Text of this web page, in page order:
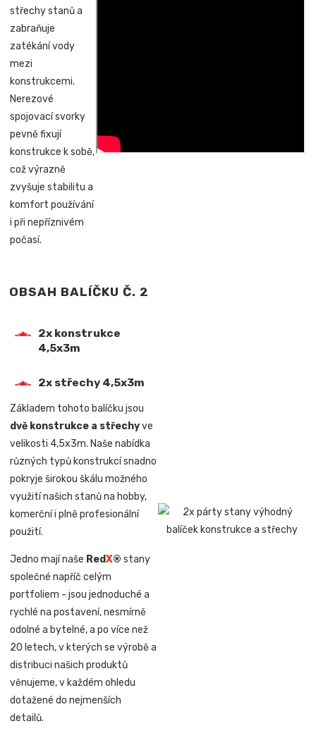
střechy stanů a
zabraňuje
zatékání vody
mezi
konstrukcemi.
Nerezové
spojovací svorky
pevně fixují
konstrukce k sobě,
což výrazně
zvyšuje stabilitu a
komfort používání
i při nepříznivém
počasí.
OBSAH BALÍČKU Č. 2
2x konstrukce
4,5x3m
2x střechy 4,5x3m
Základem tohoto balíčku jsou
dvě konstrukce a střechyve
velikosti 4,5x3m. Naše nabídka
různých typů konstrukcí snadno
pokryje širokou škálu možného
využití našich stanů na hobby,
komerční i plně profesionální
použití.
Jedno mají naše RedX® stany
společné napříč celým
portfoliem - jsou jednoduché a
rychlé na postavení, nesmírně
odolné a bytelné, a po více než
20 letech, v kterých se výrobě a
distribuci našich produktů
věnujeme, v každém ohledu
dotažené do nejmenších
detailů.